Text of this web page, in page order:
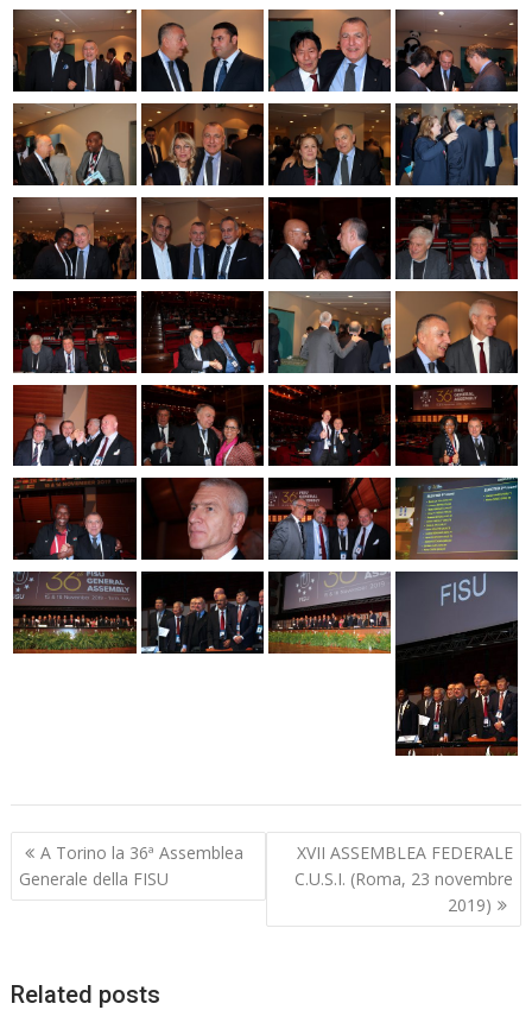
Navigazione
articoli
A Torino la 36ª Assemblea
Generale della FISU
XVII ASSEMBLEA FEDERALE
C.U.S.I. (Roma, 23 novembre
2019)
Related posts